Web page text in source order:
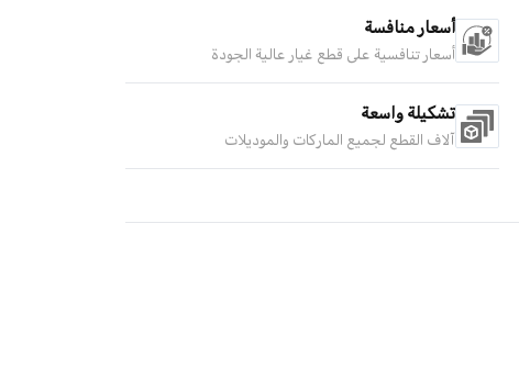
أسعار منافسة
أسعار تنافسية على قطع غيار عالية الجودة
تشكيلة واسعة
آلاف القطع لجميع الماركات والموديلات